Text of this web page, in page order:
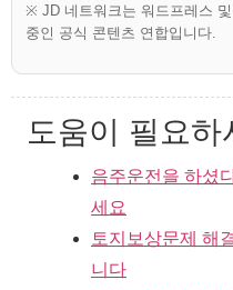
※ JD 네트워크는 워드프레스
중인 공식 콘텐츠 연합입니다.
도움이 필요하
음주운전을 하셨
세요
토지보상문제 해
니다